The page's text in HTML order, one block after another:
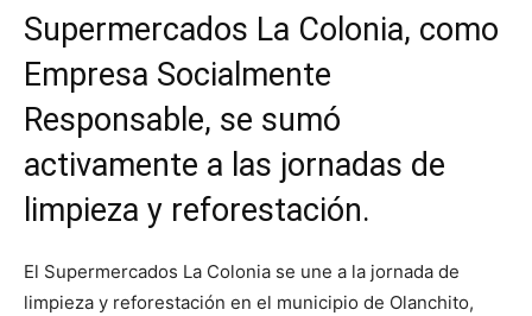
Supermercados La Colonia, como
Empresa Socialmente
Responsable, se sumó
activamente a las jornadas de
limpieza y reforestación.
El Supermercados La Colonia se une a la jornada de
limpieza y reforestación en el municipio de Olanchito,